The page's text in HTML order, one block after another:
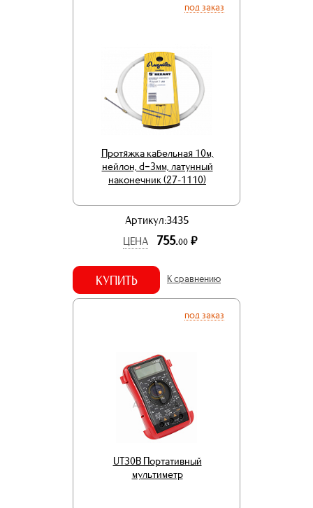
под заказ
Протяжка кабельная 10м,
нейлон, d=3мм, латунный
наконечник (27-1110)
Артикул:3435
ЦЕНА
755.00 р.
КУПИТЬ К сравнению
под заказ
UT30B Портативный
мультиметр